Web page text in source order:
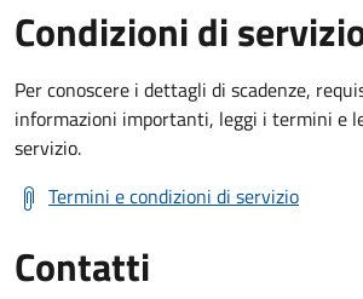
Condizioni di
Per conoscere i dettagli di scadenze,
informazioni importanti, leggi i termini e
servizio.
Termini e condizioni di servizio
Contatti